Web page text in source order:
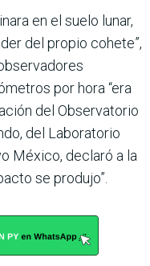
en el suelo lunar,
del propio cohete”,
por hora “era
del Observatorio
del Laboratorio
México, declaró a la
se produjo”.